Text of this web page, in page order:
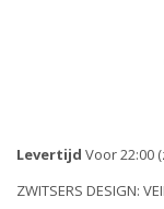
Levertijd Voor 22:00
ZWITSERS DESIGN: